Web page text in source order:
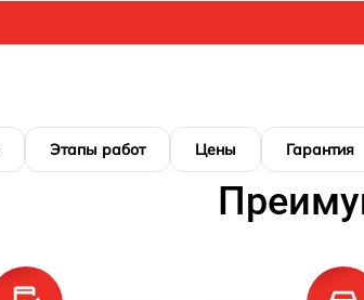
Этапы работ Цены Гарантия